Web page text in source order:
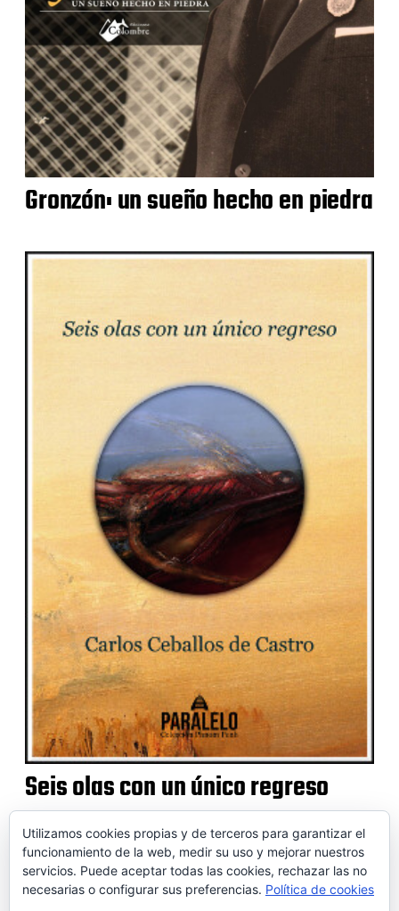
Gronzón: un sueño hecho en piedra
Seis olas con un único regreso
© 2026 SOIDEM
Utilizamos cookies propias y de terceros para garantizar el
funcionamiento de la web, medir su uso y mejorar nuestros
servicios. Puede aceptar todas las cookies, rechazar las no
necesarias o configurar sus preferencias. Política de cookies